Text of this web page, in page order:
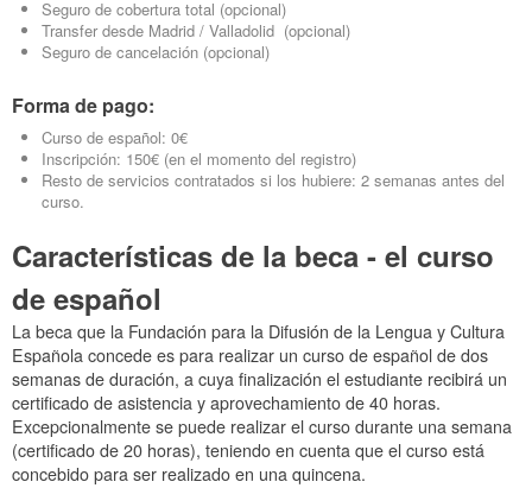
Seguro de cobertura total (opcional)
Transfer desde Madrid / Valladolid (opcional)
Seguro de cancelación (opcional)
Forma de pago:
Curso de español: 0€
Inscripción: 150€ (en el momento del registro)
Resto de servicios contratados si los hubiere: 2 semanas antes del
curso.
Características de la beca - el curso
de español
La beca que la Fundación para la Difusión de la Lengua y Cultura
Española concede es para realizar un curso de español de dos
semanas de duración, a cuya finalización el estudiante recibirá un
certificado de asistencia y aprovechamiento de 40 horas.
Excepcionalmente se puede realizar el curso durante una semana
(certificado de 20 horas), teniendo en cuenta que el curso está
concebido para ser realizado en una quincena.